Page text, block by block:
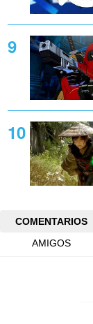
COMENTARIOS
AMIGOS